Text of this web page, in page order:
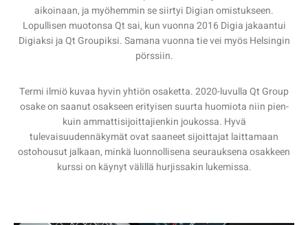
aikoinaan, ja myöhemmin se siirtyi Digian omistukseen.
Lopullisen muotonsa Qt sai, kun vuonna 2016 Digia jakaantui
Digiaksi ja Qt Groupiksi. Samana vuonna tie vei myös Helsingin
pörssiin.
Termi ilmiö kuvaa hyvin yhtiön osaketta. 2020-luvulla Qt Group
osake on saanut osakseen erityisen suurta huomiota niin pien-
kuin ammattisijoittajienkin joukossa. Hyvä
tulevaisuudennäkymät ovat saaneet sijoittajat laittamaan
ostohousut jalkaan, minkä luonnollisena seurauksena osakkeen
kurssi on käynyt välillä hurjissakin lukemissa.